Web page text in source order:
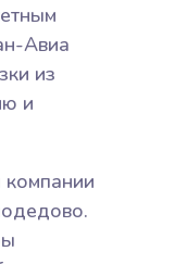
Авиа
из
и